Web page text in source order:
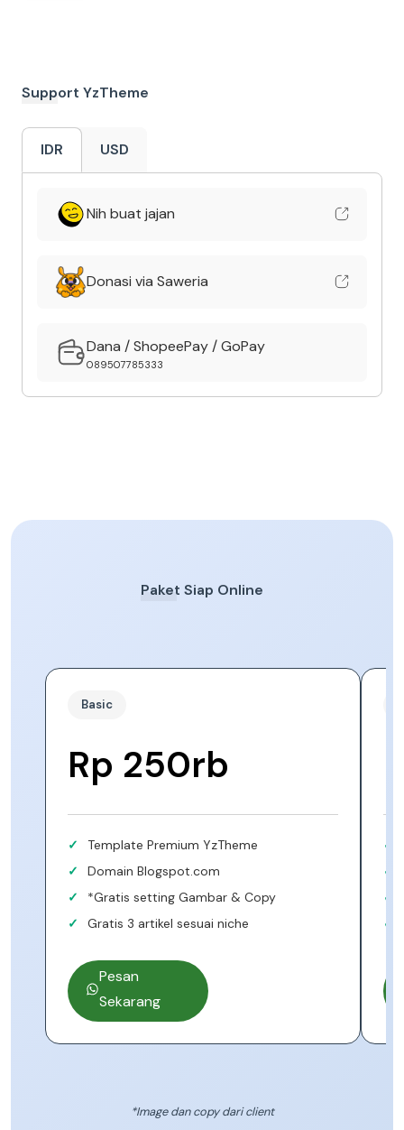
Support YzTheme
IDR USD
Nih buat jajan
Donasi via Saweria
Dana / ShopeePay / GoPay
089507785333
Paket Siap Online
Basic
Rp 250rb
Template Premium YzTheme
Domain Blogspot.com
*Gratis setting Gambar & Copy
Gratis 3 artikel sesuai niche
Pesan
Sekarang
*Image dan copy dari client